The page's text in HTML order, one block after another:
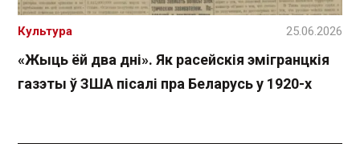
«Жыць ёй два дні». Як расейскія эмігранцкія
газэты ў ЗША пісалі пра Беларусь у 1920-х
Культура 25.06.2026